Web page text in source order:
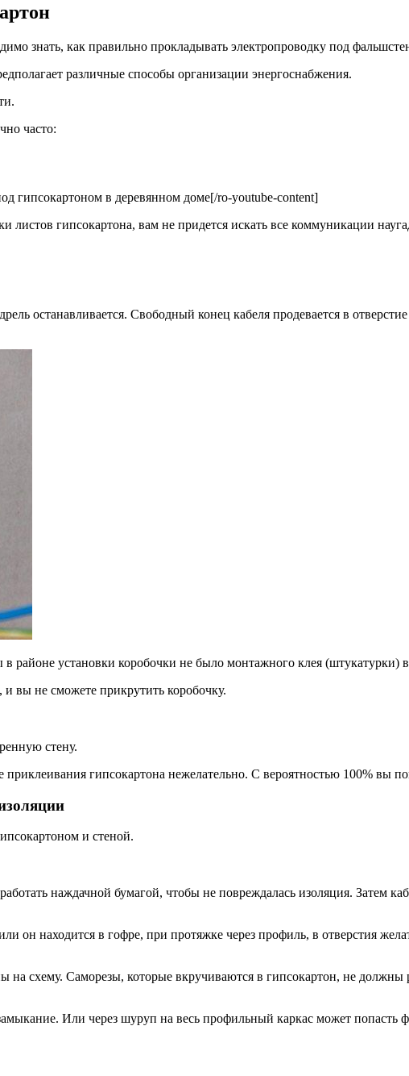
знать, как правильно прокладывать электропроводку под
различные способы организации энергоснабжения.
часто:
гипсокартоном в деревянном доме[/ro-youtube-content]
листов гипсокартона, вам не придется искать все коммуникации
останавливается. Свободный конец кабеля продевается в
районе установки коробочки не было монтажного клея (штукатурки)
вы не сможете прикрутить коробочку.
стену.
гипсокартона нежелательно. С вероятностью 100% вы
и стеной.
наждачной бумагой, чтобы не повреждалась изоляция. Затем
он находится в гофре, при протяжке через профиль, в отверстия
схему. Саморезы, которые вкручиваются в гипсокартон, не должны
Или через шуруп на весь профильный каркас может попасть